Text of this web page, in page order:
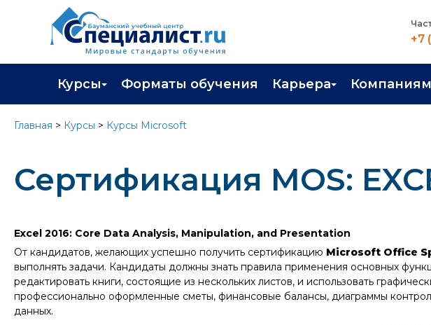
+7
Курсы
Каталог курсов
Профессиональная переподготовка
Программа лояльности
Подарить сертификат на обучение
Форматы обучения Карьера
Трудоустройство
Компаниям
Главная > Курсы > Курсы Microsoft
Сертификация MOS:
Excel 2016: Core Data Analysis, Manipulation, and Presentation
От кандидатов, желающих успешно получить сертификацию Microsoft Office
выполнять задачи. Кандидаты должны знать правила применения основных
редактировать книги, состоящие из нескольких листов, и использовать
профессионально оформленные сметы, финансовые балансы, диаграммы
данных.